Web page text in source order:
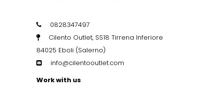
0828347497
Cilento Outlet, SS18 Tirrena Inferiore
84025 Eboli (Salerno)
info@cilentooutlet.com
Work with us